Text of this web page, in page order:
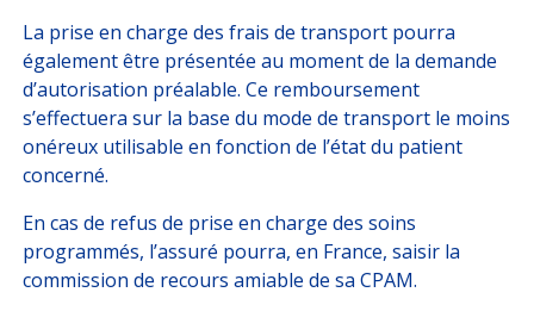
La prise en charge des frais de transport pourra
également être présentée au moment de la demande
d’autorisation préalable. Ce remboursement
s’effectuera sur la base du mode de transport le moins
onéreux utilisable en fonction de l’état du patient
concerné.
En cas de refus de prise en charge des soins
programmés, l’assuré pourra, en France, saisir la
commission de recours amiable de sa CPAM.